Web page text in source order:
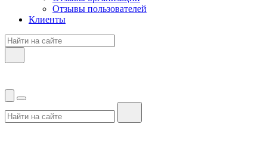
Отзывы пользователей
Клиенты